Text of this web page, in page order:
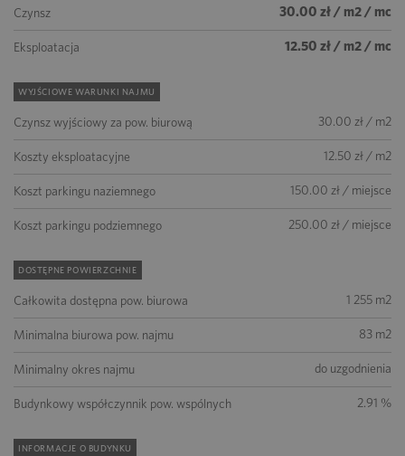
Czynsz 30.00 zł / m2 / mc
Eksploatacja 12.50 zł / m2 / mc
WYJŚCIOWE WARUNKI NAJMU
Czynsz wyjściowy za pow. biurową 30.00 zł / m2
Koszty eksploatacyjne 12.50 zł / m2
Koszt parkingu naziemnego 150.00 zł / miejsce
Koszt parkingu podziemnego 250.00 zł / miejsce
DOSTĘPNE POWIERZCHNIE
Całkowita dostępna pow. biurowa 1 255 m2
Minimalna biurowa pow. najmu 83 m2
Minimalny okres najmu do uzgodnienia
Budynkowy współczynnik pow. wspólnych 2.91 %
INFORMACJE O BUDYNKU